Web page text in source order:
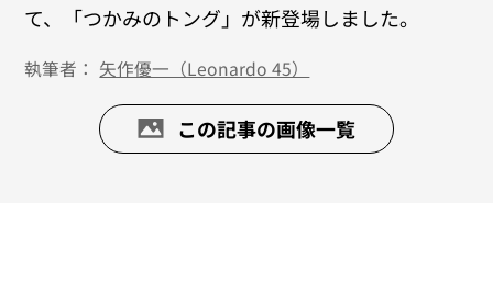
て、「つかみのトング」が新登場しました。
執筆者： 矢作優一（Leonardo 45）
この記事の画像一覧